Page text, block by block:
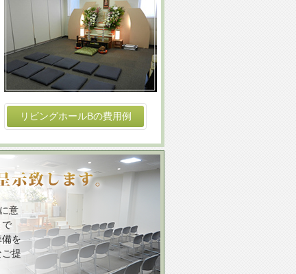
リビングホールBの費用例
意
で
備を
ご提